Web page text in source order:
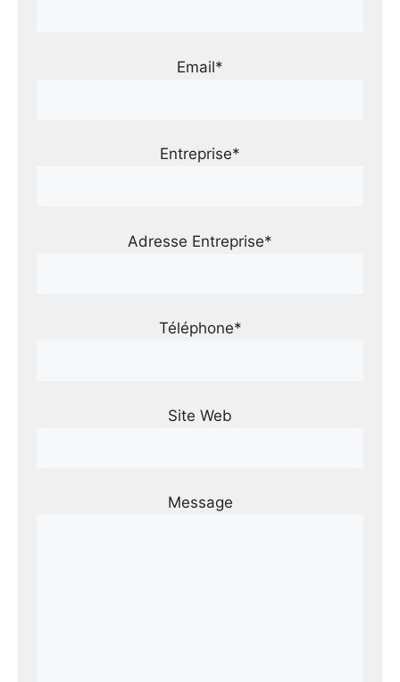
Email*
Entreprise*
Adresse Entreprise*
Téléphone*
Site Web
Message